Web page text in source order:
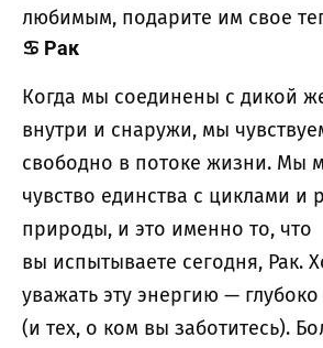
любимым, подарите им свое
♋ Рак
Когда мы соединены с дикой
внутри и снаружи, мы
свободно в потоке жизни. Мы
чувство единства с циклами и
природы, и это именно то, что
вы испытываете сегодня, Рак.
уважать эту энергию — глубоко
(и тех, о ком вы заботитесь).